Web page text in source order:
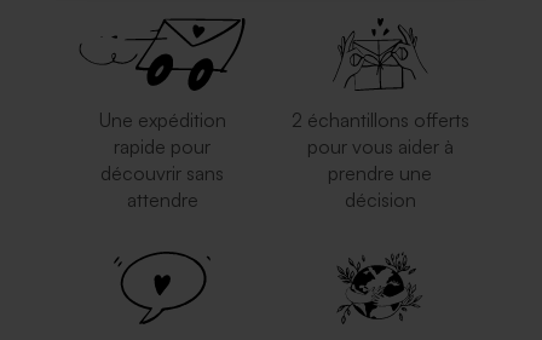
Une expédition
rapide pour
découvrir sans
attendre
2 échantillons offerts
pour vous aider à
prendre une
décision